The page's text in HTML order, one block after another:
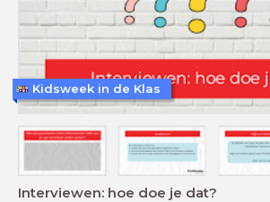
Interviewen: hoe doe je dat?
Kidsweek in de Klas